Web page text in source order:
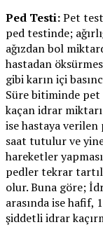
Ped Testi:Pet
ped testinde;
ağızdan bol
hastadan
gibi karın içi
Süre bitiminde pet
kaçan idrar
ise hastaya verilen
saat tutulur ve yine
hareketler
pedler tekrar
olur. Buna göre;
arasında ise hafif,
şiddetli idrar